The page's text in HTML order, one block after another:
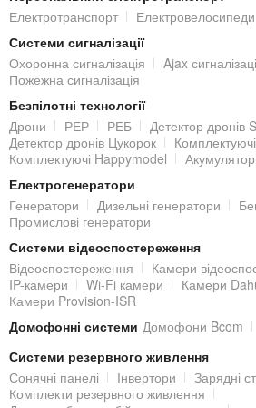
Струм споживання при з'єднанні:
Робочий температурний диапазон:
Габаритні розміри:80х50х15 мм
Електротранспорт
Електровелосипеди
Системи сигналізації
Охоронна сигналізація
Ajax
Пожежна сигналізація
Безпілотні технології
Дрони
РЕР РЕБ
Детектор дронів
Детектор дронів Цукорок
Комплектуючі Happymodel
Електрогенератори
Генератори
Дизельні генератори
Промислові генератори
Системи відеоспостереження
Відеоспостереження
Камери
IP-камери
Wi-Fi камери Камери
Камери Provision-ISR
Домофонні системи Домофони Bcom
Системи резервного живлення
Сонячні панелі
Інвертори
Зарядні
Комплекти резервного живлення